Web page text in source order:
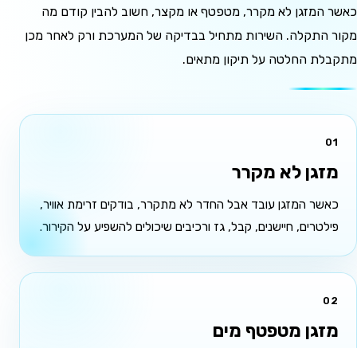
כאשר המזגן לא מקרר, מטפטף או מקצר, חשוב להבין קודם מה
מקור התקלה. השירות מתחיל בבדיקה של המערכת ורק לאחר מכן
מתקבלת החלטה על תיקון מתאים.
01
מזגן לא מקרר
כאשר המזגן עובד אבל החדר לא מתקרר, בודקים זרימת אוויר,
פילטרים, חיישנים, קבל, גז ורכיבים שיכולים להשפיע על הקירור.
02
מזגן מטפטף מים